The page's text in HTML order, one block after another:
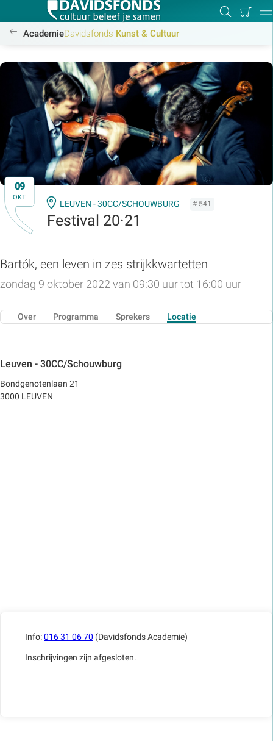
Zoeken
Mijn
/academie/kunst-cultuur/kunst-cultuur
AcademieDavidsfonds Kunst & Cultuur
09
OKT
LEUVEN - 30CC/SCHOUWBURG # 541
Festival 20·21
Bartók, een leven in zes strijkkwartetten
zondag 9 oktober 2022 van 09:30 uur tot 16:00 uur
Over Programma Sprekers Locatie
Leuven - 30CC/Schouwburg
Bondgenotenlaan 21
3000 LEUVEN
Info:016 31 06 70 (Davidsfonds Academie)
Inschrijvingen zijn afgesloten.
Zoeken